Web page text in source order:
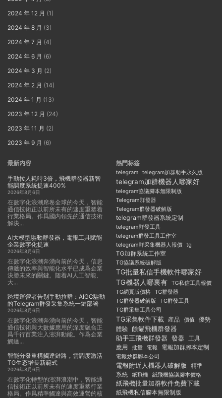
2024 年 12 月 (1)
2024 年 8 月 (3)
2024 年 7 月 (4)
2024 年 6 月 (6)
2024 年 3 月 (2)
2024 年 2 月 (14)
2024 年 1 月 (13)
2023 年 12 月 (24)
2023 年 11 月 (2)
2023 年 9 月 (6)
最新内容
手動拉人耗時3倍，飛機群發器新智
能調度系統提速400%
2026年8月6日
在數字化浪潮席卷全球的今天，智能
通信技術正以前所未有的速度重塑着
行業格局。作爲國内領先的通信技術
解決...
AI大模型驅動群發器，電報工具賦能
企業數字化提速
2026年8月6日
在數字化浪潮奔湧向前的今天，信息
傳遞的效率與智能化水平已成爲企業
決勝未來的關鍵。随着AI人工智能、
大...
跨境運營者告别手動拉群：AIGC驅動
的Telegram群發采集系統一鍵部署
2026年8月6日
在數字化浪潮奔湧向前的今天，智能
通信技術與大數據應用的深度融合正
爲千行百業注入澎湃動能。作爲企業
觸達...
智能分發重構觸達鏈路，雲調度激活
TG生态增長新範式
2026年8月6日
在數字化轉型的澎湃浪潮中，智能通
信技術正以前所未有的速度重塑行業
格局。作爲精準觸達與高效運營的核
熱門标簽
telegram telegram加群助手永久版
telegram加群機器人哪家好
telegram協議腳本無限制版
Telegram群發器
Telegram群發器破解版
telegram群發器系統定制
telegram群發工具
telegram群發工具工作室
telegram群采集機器人報價 tg
TG加群系統工作室
TG協議系統破解版
TG批量私信手機軟件哪家好
TG機器人哪裏有
TG私信工具報價
TG網頁版價格
TG群發器
TG群發器破解版
TG群發工具
TG群采集工具公司
TG采集軟件下載 産品 價值 優勢
體驗 餘貓飛機群發器
助手王飛機群發器 發器 工具
應用
批量 電報 電報加群腳本定制
電報炒群腳本公司
電報附近人機器人破解版 精準
系統 紙飛機 紙飛機協議腳本價格
紙飛機批量加群軟件免費下載
紙飛機私信腳本無限制版